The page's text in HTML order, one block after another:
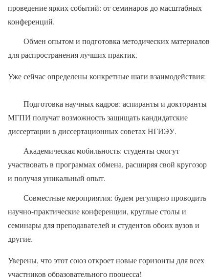
проведение ярких событий: от семинаров до масштабных
конференций.
Обмен опытом и подготовка методических материалов
для распространения лучших практик.
Уже сейчас определены конкретные шаги взаимодействия:
Подготовка научных кадров: аспиранты и докторанты
МГПИ получат возможность защищать кандидатские
диссертации в диссертационных советах НГИЭУ.
Академическая мобильность: студенты смогут
участвовать в программах обмена, расширяя свой кругозор
и получая уникальный опыт.
Совместные мероприятия: будем регулярно проводить
научно-практические конференции, круглые столы и
семинары для преподавателей и студентов обоих вузов и
другие.
Уверены, что этот союз откроет новые горизонты для всех
участников образовательного процесса!